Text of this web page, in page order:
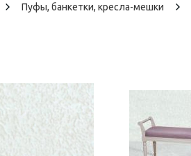
Пуфы, банкетки, кресла-мешки